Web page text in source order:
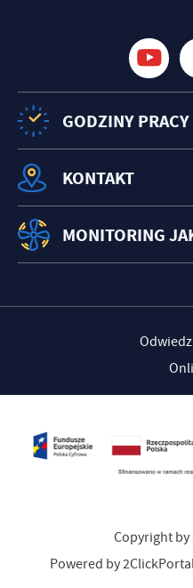
GODZINY
KONTAKT
MONITORING
Copyright
Powered by